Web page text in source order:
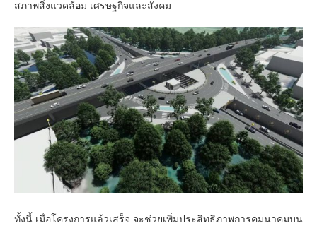
สภาพสิ่งแวดล้อม เศรษฐกิจและสังคม
ทั้งนี้ เมื่อโครงการแล้วเสร็จ จะช่วยเพิ่มประสิทธิภาพการคมนาคมบน